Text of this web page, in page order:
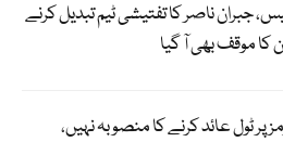
جبران ناصر کا تفتیشی ٹیم تبدیل کرنے
کا موقف بھی آ گیا
پر ٹول عائد کرنے کا منصوبہ نہیں،